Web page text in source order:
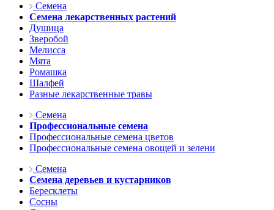
Семена
Семена лекарственных растений
Душица
Зверобой
Мелисса
Мята
Ромашка
Шалфей
Разные лекарственные травы
Семена
Профессиональные семена
Профессиональные семена цветов
Профессиональные семена овощей и зелени
Семена
Семена деревьев и кустарников
Бересклеты
Сосны